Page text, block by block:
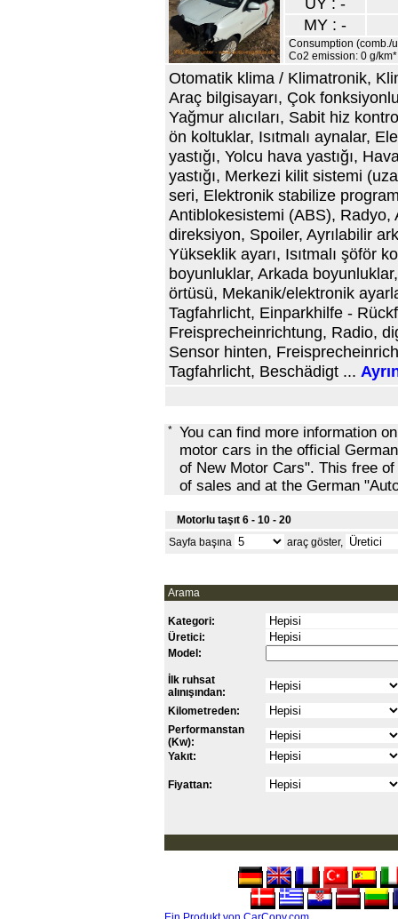
MY : -
Consumption (comb./
Co2 emission: 0 g/km*
Otomatik klima / Klimatronik,
Araç bilgisayarı, Çok
Yağmur alıcıları, Sabit hiz
ön koltuklar, Isıtmalı aynalar,
yastığı, Yolcu hava yastığı,
yastığı, Merkezi kilit sistemi
seri, Elektronik stabilize
Antiblokesistemi (ABS),
direksiyon, Spoiler, Ayrılabilir
Yükseklik ayarı, Isıtmalı şöför
boyunluklar, Arkada boyunluklar,
örtüsü, Mekanik/elektronik
Tagfahrlicht, Einparkhilfe -
Freisprecheinrichtung, Radio,
Sensor hinten,
Tagfahrlicht, Beschädigt ...
* You can find more information
motor cars in the official
of New Motor Cars". This free
of sales and at the German
Motorlu taşıt 6 - 10 - 20
Sayfa başına
araç göster,
Arama
Kategori:
Üretici:
Model:
İlk ruhsat
alınışından:
Kilometreden:
Performanstan
(Kw):
Yakıt:
Fiyattan: